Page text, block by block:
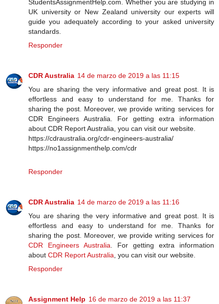
StudentsAssignmentHelp.com. Whether you are studying in
UK university or New Zealand university our experts will
guide you adequately according to your asked university
standards.
Responder
CDR Australia 14 de marzo de 2019 a las 11:15
You are sharing the very informative and great post. It is
effortless and easy to understand for me. Thanks for
sharing the post. Moreover, we provide writing services for
CDR Engineers Australia. For getting extra information
about CDR Report Australia, you can visit our website.
https://cdraustralia.org/cdr-engineers-australia/
https://no1assignmenthelp.com/cdr
Responder
CDR Australia 14 de marzo de 2019 a las 11:16
You are sharing the very informative and great post. It is
effortless and easy to understand for me. Thanks for
sharing the post. Moreover, we provide writing services for
CDR Engineers Australia. For getting extra information
about CDR Report Australia, you can visit our website.
Responder
Assignment Help 16 de marzo de 2019 a las 11:37